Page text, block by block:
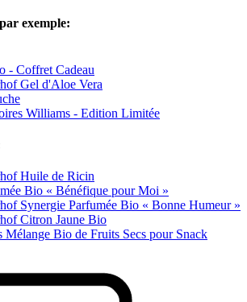
exemple:
- Coffret Cadeau
Gel d'Aloe Vera
Williams - Edition Limitée
Huile de Ricin
Bio « Bénéfique pour Moi »
Synergie Parfumée Bio « Bonne Humeur »
Citron Jaune Bio
Mélange Bio de Fruits Secs pour Snack